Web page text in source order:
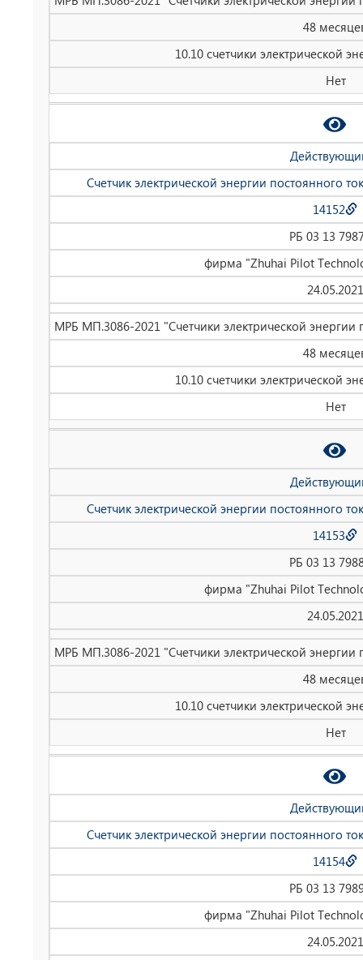
48
10.10 счетчики электрической
Нет
Счетчик электрической энергии постоянного
14152
РБ 03 13
фирма "Zhuhai Pilot
24.05.2021
МРБ МП.3086-2021 "Счетчики электрической энергии
48
10.10 счетчики электрической
Нет
Счетчик электрической энергии постоянного
14153
РБ 03 13
фирма "Zhuhai Pilot
24.05.2021
МРБ МП.3086-2021 "Счетчики электрической энергии
48
10.10 счетчики электрической
Нет
Счетчик электрической энергии постоянного
14154
РБ 03 13
фирма "Zhuhai Pilot
24.05.2021